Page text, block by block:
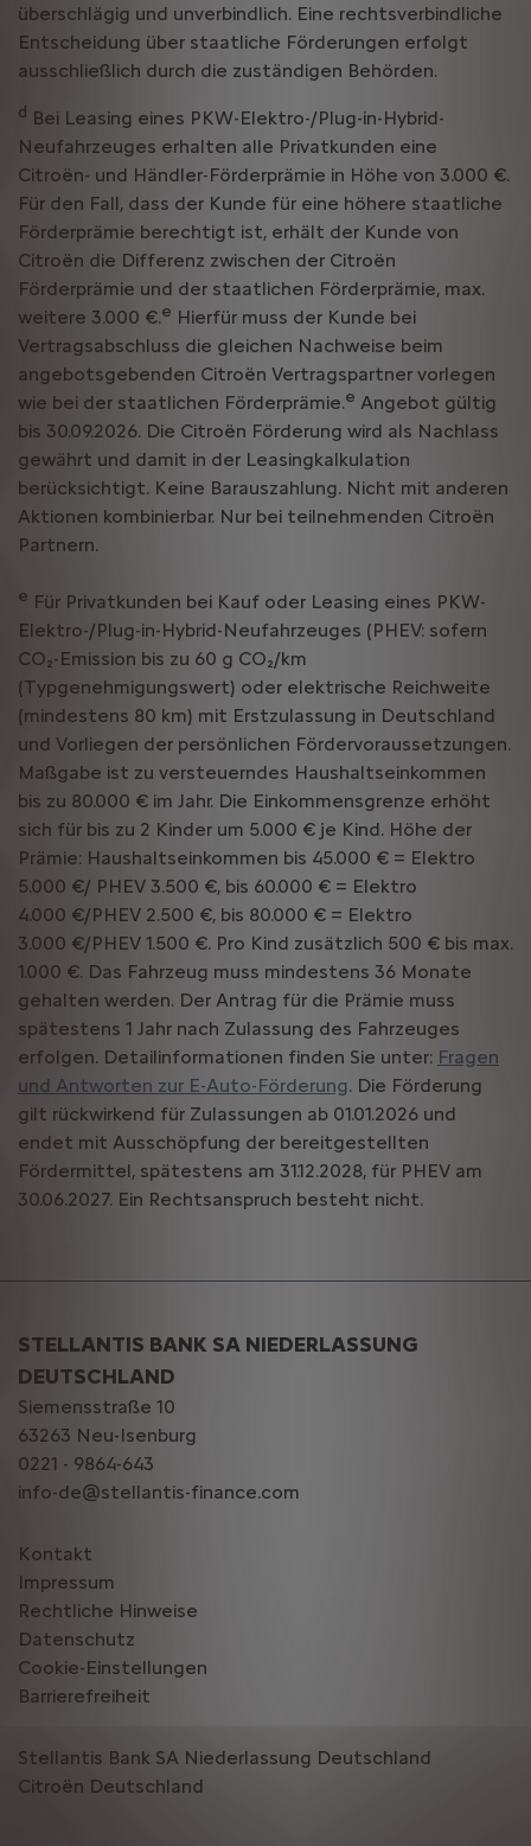
überschlägig und unverbindlich. Eine rechtsverbindliche
Entscheidung über staatliche Förderungen erfolgt
ausschließlich durch die zuständigen Behörden.
d Bei Leasing eines PKW-Elektro-/Plug-in-Hybrid-
Neufahrzeuges erhalten alle Privatkunden eine
Citroën- und Händler-Förderprämie in Höhe von 3.000 €.
Für den Fall, dass der Kunde für eine höhere staatliche
Förderprämie berechtigt ist, erhält der Kunde von
Citroën die Differenz zwischen der Citroën
Förderprämie und der staatlichen Förderprämie, max.
weitere 3.000 €.e Hierfür muss der Kunde bei
Vertragsabschluss die gleichen Nachweise beim
angebotsgebenden Citroën Vertragspartner vorlegen
wie bei der staatlichen Förderprämie.e Angebot gültig
bis 30.09.2026. Die Citroën Förderung wird als Nachlass
gewährt und damit in der Leasingkalkulation
berücksichtigt. Keine Barauszahlung. Nicht mit anderen
Aktionen kombinierbar. Nur bei teilnehmenden Citroën
Partnern.
e Für Privatkunden bei Kauf oder Leasing eines PKW-
Elektro-/Plug-in-Hybrid-Neufahrzeuges (PHEV: sofern
CO₂-Emission bis zu 60 g CO₂/km
(Typgenehmigungswert) oder elektrische Reichweite
(mindestens 80 km) mit Erstzulassung in Deutschland
und Vorliegen der persönlichen Fördervoraussetzungen.
Maßgabe ist zu versteuerndes Haushaltseinkommen
bis zu 80.000 € im Jahr. Die Einkommensgrenze erhöht
sich für bis zu 2 Kinder um 5.000 € je Kind. Höhe der
Prämie: Haushaltseinkommen bis 45.000 € = Elektro
5.000 €/ PHEV 3.500 €, bis 60.000 € = Elektro
4.000 €/PHEV 2.500 €, bis 80.000 € = Elektro
3.000 €/PHEV 1.500 €. Pro Kind zusätzlich 500 € bis max.
1.000 €. Das Fahrzeug muss mindestens 36 Monate
gehalten werden. Der Antrag für die Prämie muss
spätestens 1 Jahr nach Zulassung des Fahrzeuges
erfolgen. Detailinformationen finden Sie unter: Fragen
und Antworten zur E-Auto-Förderung. Die Förderung
gilt rückwirkend für Zulassungen ab 01.01.2026 und
endet mit Ausschöpfung der bereitgestellten
Fördermittel, spätestens am 31.12.2028, für PHEV am
30.06.2027. Ein Rechtsanspruch besteht nicht.
STELLANTIS BANK SA NIEDERLASSUNG
DEUTSCHLAND
Siemensstraße 10
63263 Neu-Isenburg
0221 - 9864-643
info-de@stellantis-finance.com
Kontakt
Impressum
Rechtliche Hinweise
Datenschutz
Cookie-Einstellungen
Barrierefreiheit
Stellantis Bank SA Niederlassung Deutschland
Citroën‎ Deutschland